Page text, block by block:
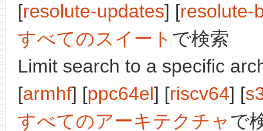
[resolute-updates] [resolute-
すべてのスイート で検索
Limit search to a specific
[armhf] [ppc64el] [riscv64] [
すべてのアーキテクチャで